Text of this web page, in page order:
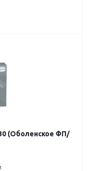
(Оболенское ФП/